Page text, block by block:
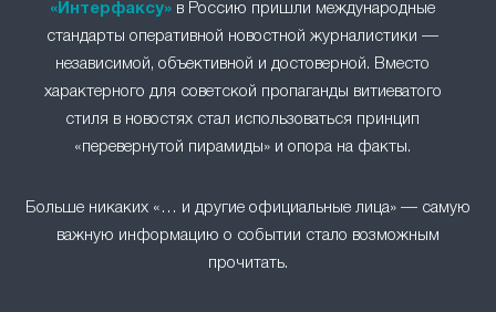
«Интерфаксу» в Россию пришли международные
стандарты оперативной новостной журналистики —
независимой, объективной и достоверной. Вместо
характерного для советской пропаганды витиеватого
стиля в новостях стал использоваться принцип
«перевернутой пирамиды» и опора на факты.
Больше никаких «… и другие официальные лица» — самую
важную информацию о событии стало возможным
прочитать.